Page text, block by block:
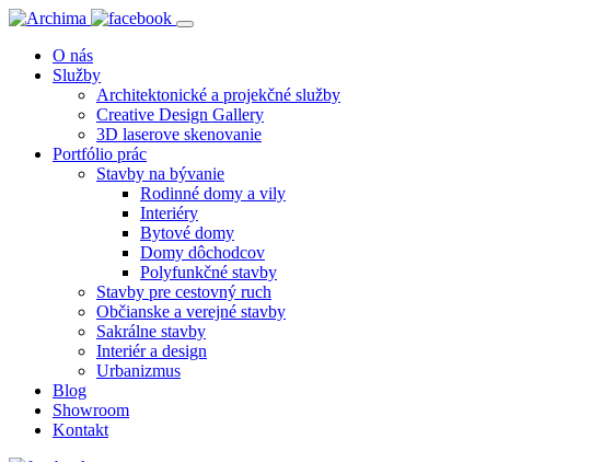
O nás
Služby
Architektonické a projekčné služby
Creative Design Gallery
3D laserove skenovanie
Portfólio prác
Stavby na bývanie
Rodinné domy a vily
Interiéry
Bytové domy
Domy dôchodcov
Polyfunkčné stavby
Stavby pre cestovný ruch
Občianske a verejné stavby
Sakrálne stavby
Interiér a design
Urbanizmus
Blog
Showroom
Kontakt